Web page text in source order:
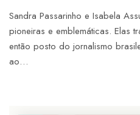
Sandra Passarinho e Isabela
pioneiras e emblemáticas. Elas
então posto do jornalismo
ao…